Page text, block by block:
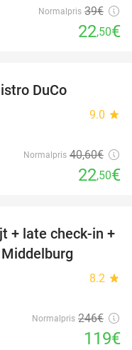
Normalpris 39€
22,50€
DuCo
9.0 star
Normalpris 40,60€
22,50€
52%
+ late check-in +
8.2 star
Normalpris 246€
119€